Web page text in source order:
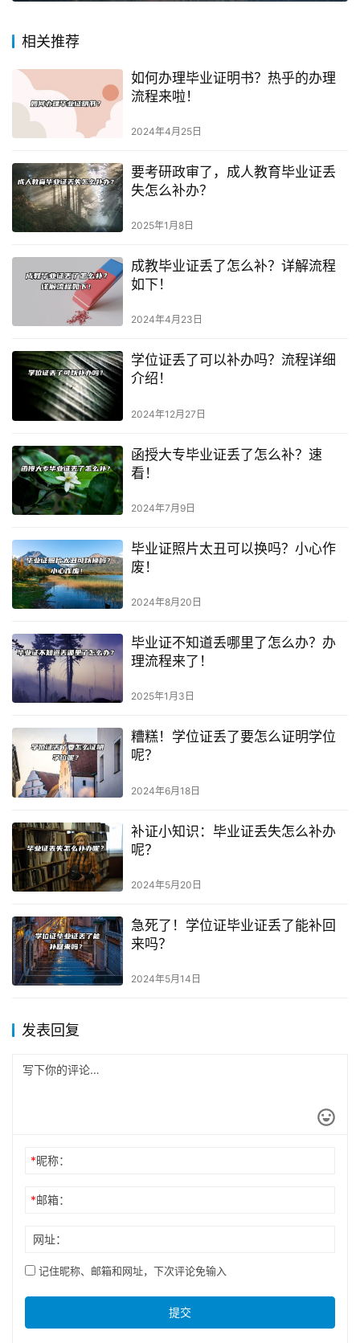
相关推荐
如何办理毕业证明书？热乎的办理
流程来啦！
2024年4月25日
要考研政审了，成人教育毕业证丢
失怎么补办？
2025年1月8日
成教毕业证丢了怎么补？详解流程
如下！
2024年4月23日
学位证丢了可以补办吗？流程详细
介绍！
2024年12月27日
函授大专毕业证丢了怎么补？速
看！
2024年7月9日
毕业证照片太丑可以换吗？小心作
废！
2024年8月20日
毕业证不知道丢哪里了怎么办？办
理流程来了！
2025年1月3日
糟糕！学位证丢了要怎么证明学位
呢？
2024年6月18日
补证小知识：毕业证丢失怎么补办
呢？
2024年5月20日
急死了！学位证毕业证丢了能补回
来吗？
2024年5月14日
发表回复
*昵称：
*邮箱：
网址：
记住昵称、邮箱和网址，下次评论免输入
提交